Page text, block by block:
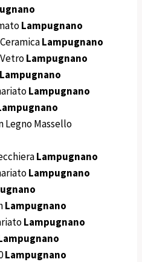
Lampugnano
Lampugnano
Lampugnano
Lampugnano
Lampugnano
Legno Massello
Lampugnano
Lampugnano
Lampugnano
Lampugnano
Lampugnano